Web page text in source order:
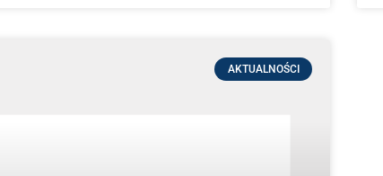
AKTUALNOŚCI